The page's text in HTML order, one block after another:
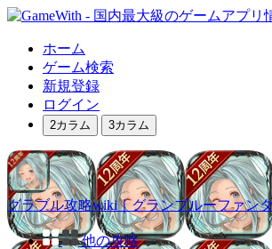
ホーム
ゲーム検索
新規登録
ログイン
2カラム 3カラム
グラブル攻略wiki｜グランブルーファン
他の攻略